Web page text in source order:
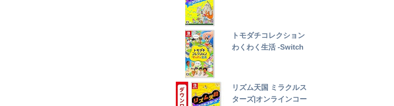
トモダチコレクション
わくわく生活 -Switch
リズム天国 ミラクルス
ターズ|オンラインコー